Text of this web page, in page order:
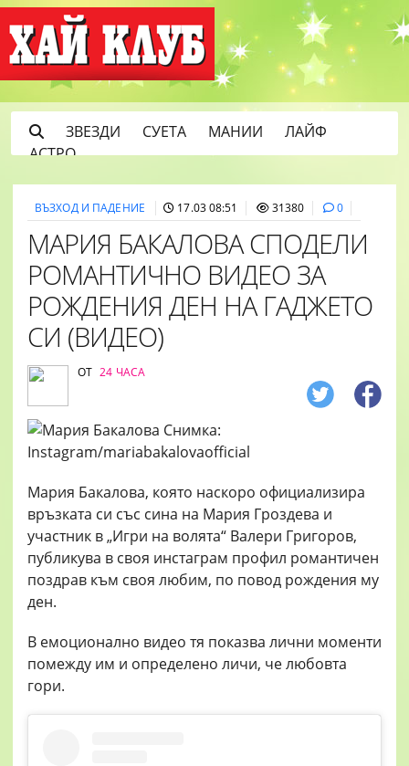
ЗВЕЗДИ СУЕТА МАНИИ
ЛАЙФ
АСТРО
ВЪЗХОД И ПАДЕНИЕ 17.03 08:51 31380 0
МАРИЯ БАКАЛОВА СПОДЕЛИ
РОМАНТИЧНО ВИДЕО ЗА
РОЖДЕНИЯ ДЕН НА ГАДЖЕТО
СИ (ВИДЕО)
ОТ 24 ЧАСА
Мария Бакалова, която наскоро официализира
връзката си със сина на Мария Гроздева и
участник в „Игри на волята“ Валери Григоров,
публикува в своя инстаграм профил романтичен
поздрав към своя любим, по повод рождения му
ден.
В емоционално видео тя показва лични моменти
помежду им и определено личи, че любовта
гори.